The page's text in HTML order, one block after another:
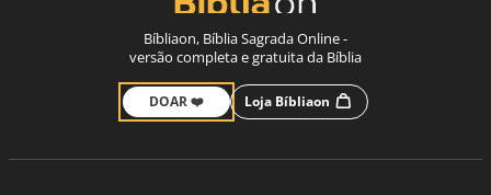
Bíbliaon, Bíblia Sagrada Online -
versão completa e gratuita da Bíblia
DOAR ❤️ Loja Bíbliaon